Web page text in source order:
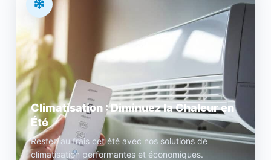
Climatisation : Diminuez la Chaleur en
Été
Restez au frais cet été avec nos solutions de
climatisation performantes et économiques.